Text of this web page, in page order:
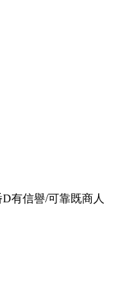
有信譽/可靠既商人